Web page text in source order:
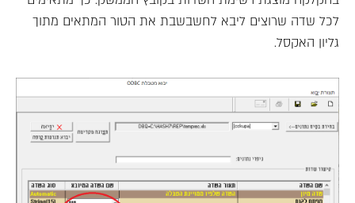
לכל שדה שרוצים ליבא לחשבשבת את הטור המתאים מתוך
גליון האקסל.